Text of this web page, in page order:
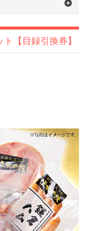
【目録引換券】